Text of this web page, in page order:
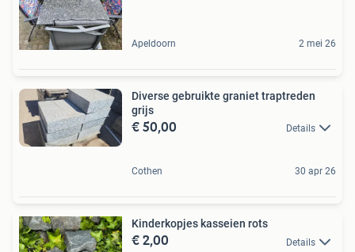
Apeldoorn 2 mei 26
Diverse gebruikte graniet traptreden
grijs
€ 50,00 Details
Cothen 30 apr 26
Kinderkopjes kasseien rots
€ 2,00 Details